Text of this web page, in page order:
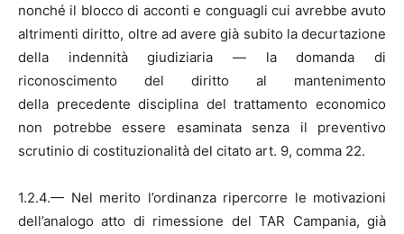
nonché il blocco di acconti e conguagli cui avrebbe avuto
altrimenti diritto, oltre ad avere già subito la decurtazione
della indennità giudiziaria — la domanda di
riconoscimento del diritto al mantenimento
della precedente disciplina del trattamento economico
non potrebbe essere esaminata senza il preventivo
scrutinio di costituzionalità del citato art. 9, comma 22.
1.2.4.— Nel merito l’ordinanza ripercorre le motivazioni
dell’analogo atto di rimessione del TAR Campania, già